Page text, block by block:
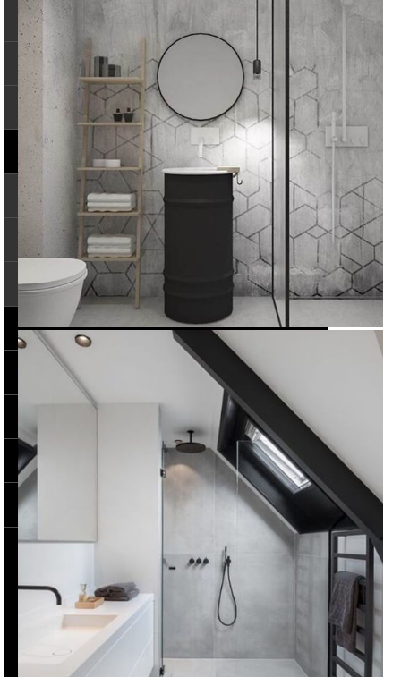
UFFICI
RETAIL
ALTO TRANSITO
SERVIZI
ARREDA
RISTRUTTURA
PROGETTA
PROGETTI
PROMOZIONI
BRAND
BLOG
CONTATTACI
IT